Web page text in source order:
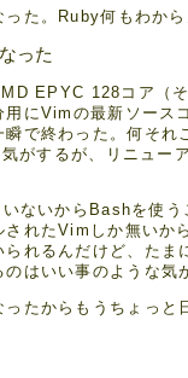
った。Ruby何もわか
った
EPYC 128コア（
用にVimの最新ソース
瞬で終わった。何それ
がするが、リニュー
ないからBashを使う
されたVimしか無いか
れるんだけど、たま
はいい事のような気
たからもうちょっと